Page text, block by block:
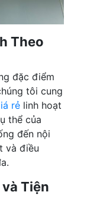
Theo
đặc điểm
tôi cung
rẻ linh hoạt
thể của
đến nội
và điều
Tiện